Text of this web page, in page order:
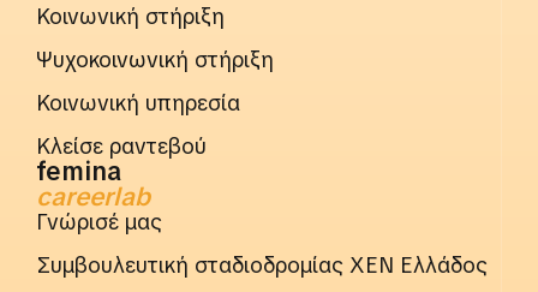
Κοινωνική στήριξη
Ψυχοκοινωνική στήριξη
Κοινωνική υπηρεσία
Κλείσε ραντεβού
femina
careerlab
Γνώρισέ μας
Συμβουλευτική σταδιοδρομίας ΧΕΝ Ελλάδος